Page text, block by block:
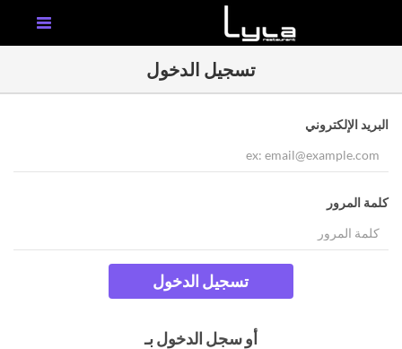
تسجيل الدخول
البريد الإلكتروني
كلمة المرور
تسجيل الدخول
أو سجل الدخول بـ